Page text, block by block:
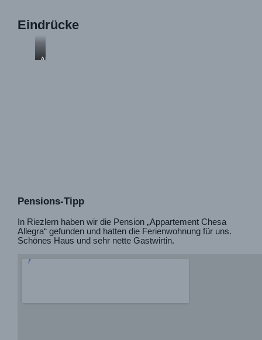
Eindrücke
Abstieg
Pensions-Tipp
In Riezlern haben wir die Pension „Appartement Chesa
Allegra“ gefunden und hatten die Ferienwohnung für uns.
Schönes Haus und sehr nette Gastwirtin.